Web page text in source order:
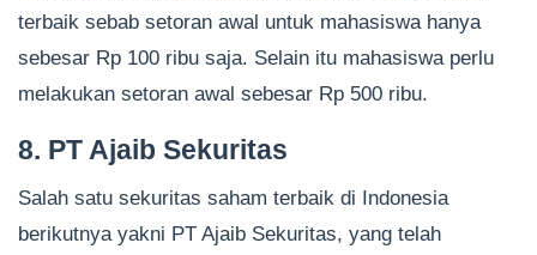
terbaik sebab setoran awal untuk mahasiswa hanya
sebesar Rp 100 ribu saja. Selain itu mahasiswa perlu
melakukan setoran awal sebesar Rp 500 ribu.
8. PT Ajaib Sekuritas
Salah satu sekuritas saham terbaik di Indonesia
berikutnya yakni PT Ajaib Sekuritas, yang telah